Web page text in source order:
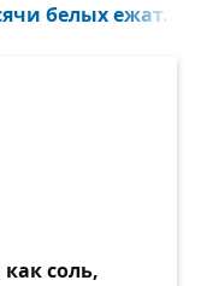
белых ежат...
соль,